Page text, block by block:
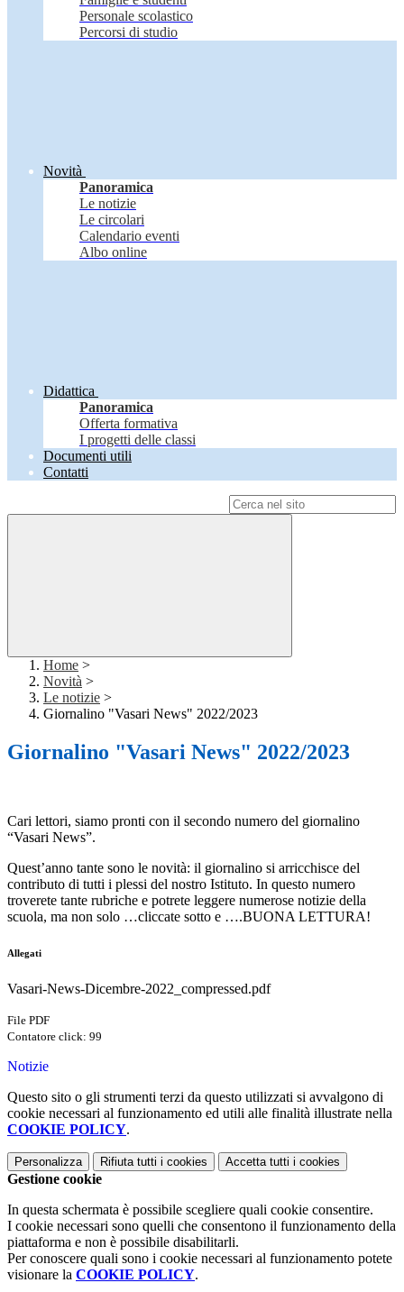
Personale scolastico
Percorsi di studio
Novità
Panoramica
Le notizie
Le circolari
Calendario eventi
Albo online
Didattica
Panoramica
Offerta formativa
I progetti delle classi
Documenti utili
Contatti
Home >
Novità >
Le notizie >
Giornalino "Vasari News" 2022/2023
Giornalino "Vasari News" 2022/2023
Cari lettori, siamo pronti con il secondo numero del giornalino
“Vasari News”.
Quest’anno tante sono le novità: il giornalino si arricchisce del
contributo di tutti i plessi del nostro Istituto. In questo numero
troverete tante rubriche e potrete leggere numerose notizie della
scuola, ma non solo …cliccate sotto e ….BUONA LETTURA!
Allegati
Vasari-News-Dicembre-2022_compressed.pdf
File PDF
Contatore click: 99
Notizie
Questo sito o gli strumenti terzi da questo utilizzati si avvalgono di
cookie necessari al funzionamento ed utili alle finalità illustrate nella
COOKIE POLICY.
Personalizza Rifiuta tutti i cookies Accetta tutti i cookies
Gestione cookie
In questa schermata è possibile scegliere quali cookie consentire.
I cookie necessari sono quelli che consentono il funzionamento della
piattaforma e non è possibile disabilitarli.
Per conoscere quali sono i cookie necessari al funzionamento potete
visionare la COOKIE POLICY.